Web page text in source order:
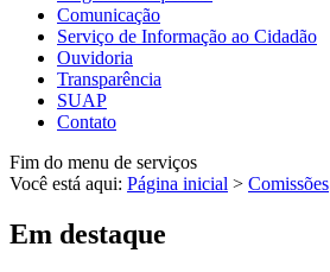
Comunicação
Serviço de Informação ao Cidadão
Ouvidoria
Transparência
SUAP
Contato
Fim do menu de serviços
Você está aqui: Página inicial > Comissões
Em destaque